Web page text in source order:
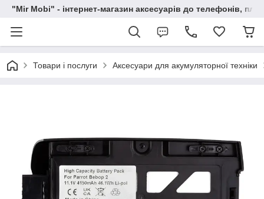
"Mir Mobi" - інтернет-магазин аксесуарів до телефонів,
Товари і послуги Аксесуари для акумуляторної техніки